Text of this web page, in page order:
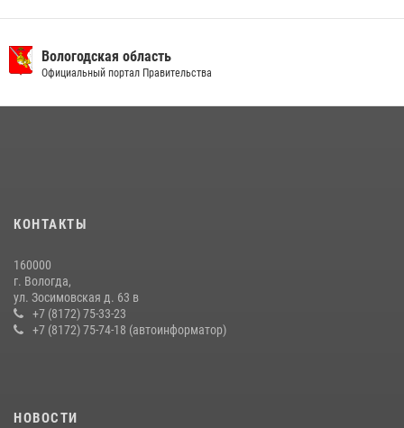
задержали сотрудники вневедомственной охраны Росгвардии за
минувшую неделю
взаимодействие по профилактике мошенничеств
В ВОЛОГДЕ РОСГВАРДЕЙЦЫ ЗАДЕРЖАЛИ МУЖЧИНУ,
ОТКАЗЫВАВШЕГОСЯ ОСВОБОДИТЬ НОМЕР В ГОСТИНИЦЕ
24 июля 2026, 07:32
Вологодская область
Официальный портал Правительства
КОНТАКТЫ
160000
г. Вологда,
ул. Зосимовская д. 63 в
+7 (8172) 75-33-23
+7 (8172) 75-74-18 (автоинформатор)
НОВОСТИ